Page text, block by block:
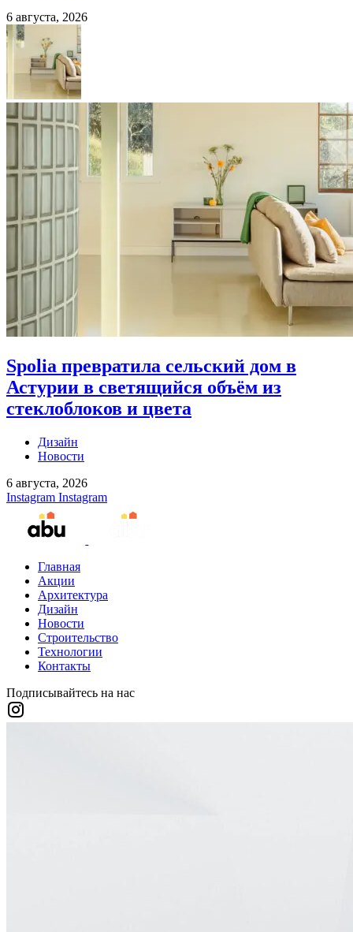
6 августа, 2026
Spolia превратила сельский дом в
Астурии в светящийся объём из
стеклоблоков и цвета
Дизайн
Новости
6 августа, 2026
Instagram Instagram
Главная
Акции
Архитектура
Дизайн
Новости
Строительство
Технологии
Контакты
Подписывайтесь на нас